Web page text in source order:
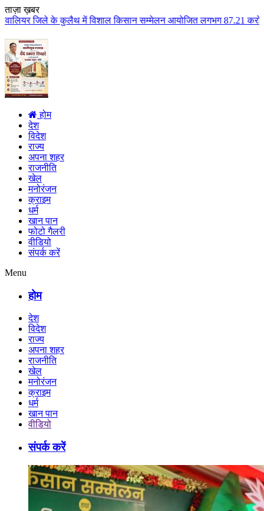
ताज़ा ख़बर
किसान सम्मेलन आयोजित लगभग 87.21 करोड़ लागत के 41 विकास
होम
देश
विदेश
राज्य
अपना शहर
राजनीति
खेल
मनोरंजन
क्राइम
धर्म
खान पान
फोटो गैलरी
वीडियो
संपर्क करें
Menu
होम
देश
विदेश
राज्य
अपना शहर
राजनीति
खेल
मनोरंजन
क्राइम
धर्म
खान पान
वीडियो
संपर्क करें